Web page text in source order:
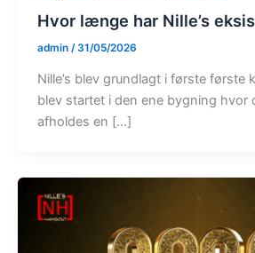
Hvor længe har Nille’s
admin /31/05/2026
Nille’s blev grundlagt i første første
blev startet i den ene bygning hvor
afholdes en […]